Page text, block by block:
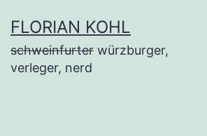
Inhalt
springen
FLORIAN KOHL
schweinfurter würzburger,
verleger, nerd